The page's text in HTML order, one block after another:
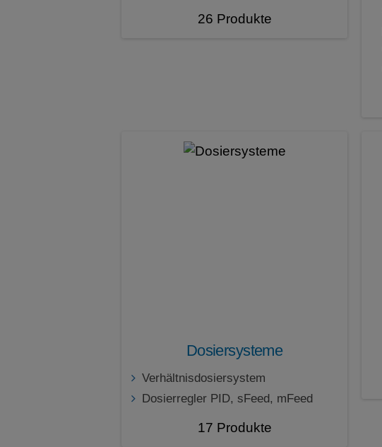
26 Produkte
Dosiersysteme
Verhältnisdosiersystem
Dosierregler PID, sFeed, mFeed
17 Produkte